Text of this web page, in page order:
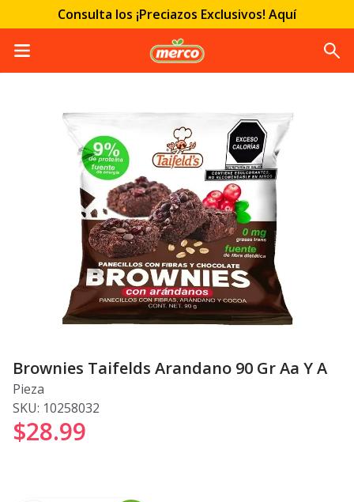
Consulta los ¡Preciazos Exclusivos! Aquí
Brownies Taifelds Arandano 90 Gr Aa Y A
Pieza
SKU: 10258032
$28.99